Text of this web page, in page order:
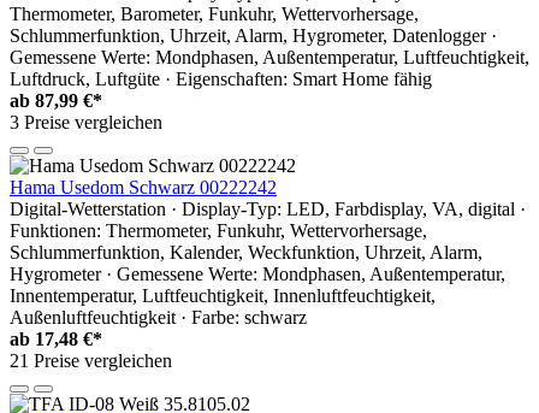
Thermometer, Barometer, Funkuhr, Wettervorhersage,
Schlummerfunktion, Uhrzeit, Alarm, Hygrometer, Datenlogger ·
Gemessene Werte: Mondphasen, Außentemperatur, Luftfeuchtigkeit,
Luftdruck, Luftgüte · Eigenschaften: Smart Home fähig
ab 87,99 €*
3 Preise vergleichen
Hama Usedom Schwarz 00222242
Digital-Wetterstation · Display-Typ: LED, Farbdisplay, VA, digital ·
Funktionen: Thermometer, Funkuhr, Wettervorhersage,
Schlummerfunktion, Kalender, Weckfunktion, Uhrzeit, Alarm,
Hygrometer · Gemessene Werte: Mondphasen, Außentemperatur,
Innentemperatur, Luftfeuchtigkeit, Innenluftfeuchtigkeit,
Außenluftfeuchtigkeit · Farbe: schwarz
ab 17,48 €*
21 Preise vergleichen